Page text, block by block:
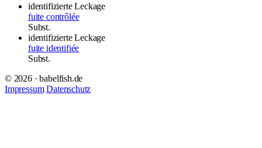
identifizierte Leckage
fuite contrôlée
Subst.
identifizierte Leckage
fuite identifiée
Subst.
© 2026 · babelfish.de
Impressum Datenschutz